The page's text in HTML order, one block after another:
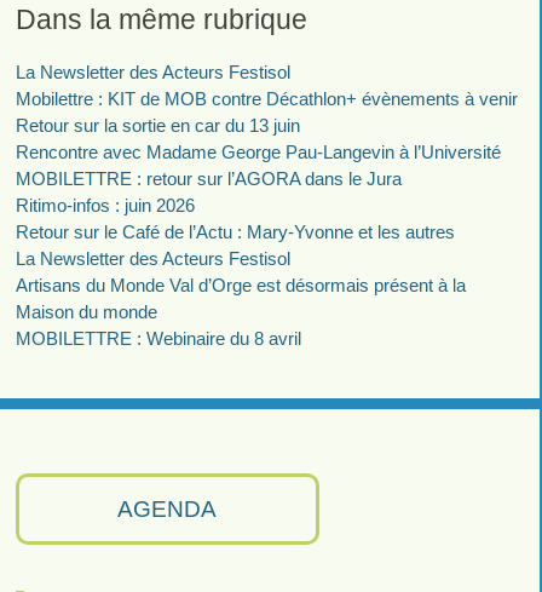
AGENDA
Dans la même rubrique
La Newsletter des Acteurs Festisol
Mobilettre : KIT de MOB contre Décathlon+ évènements à venir
Retour sur la sortie en car du 13 juin
Rencontre avec Madame George Pau-Langevin à l’Université
MOBILETTRE : retour sur l’AGORA dans le Jura
Ritimo-infos : juin 2026
Retour sur le Café de l’Actu : Mary-Yvonne et les autres
La Newsletter des Acteurs Festisol
Artisans du Monde Val d’Orge est désormais présent à la
Maison du monde
MOBILETTRE : Webinaire du 8 avril